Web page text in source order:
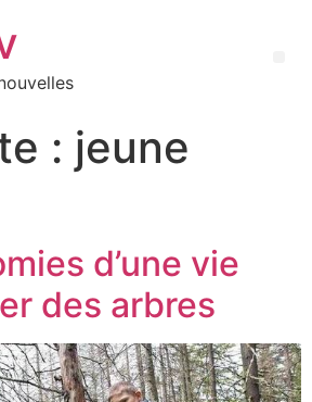
: jeune
d’une vie
des arbres